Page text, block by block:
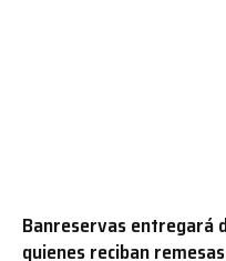
Banreservas entregará
quienes reciban remesas